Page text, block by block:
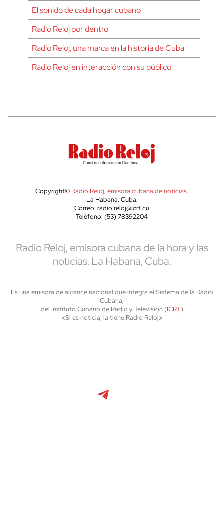
El sonido de cada hogar cubano
Radio Reloj por dentro
Radio Reloj, una marca en la historia de Cuba
Radio Reloj en interacción con su público
Copyright© Radio Reloj, emisora cubana de noticias.
La Habana, Cuba.
Correo: radio.reloj@icrt.cu
Teléfono: (53) 78392204
Radio Reloj, emisora cubana de la hora y las
noticias. La Habana, Cuba.
Es una emisora de alcance nacional que integra el Sistema de la Radio
Cubana,
del Instituto Cubano de Radio y Televisión (ICRT)
«Si es noticia, la tiene Radio Reloj»